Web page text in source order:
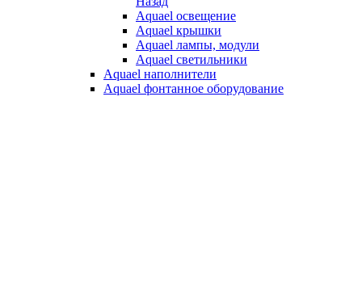
Aquael освещение
Aquael крышки
Aquael лампы, модули
Aquael светильники
Aquael наполнители
Aquael фонтанное оборудование